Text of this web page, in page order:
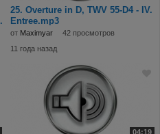
25. Overture in D, TWV 55-D4 - IV.
Entree.mp3
от Maximyar
42 просмотров
11 года назад
04:19